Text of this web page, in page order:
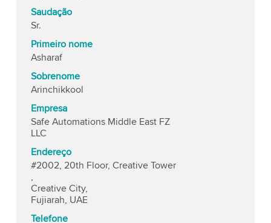
Saudação
Sr.
Primeiro nome
Asharaf
Sobrenome
Arinchikkool
Empresa
Safe Automations Middle East FZ
LLC
Endereço
#2002, 20th Floor, Creative Tower
,
Creative City,
Fujiarah, UAE
Telefone